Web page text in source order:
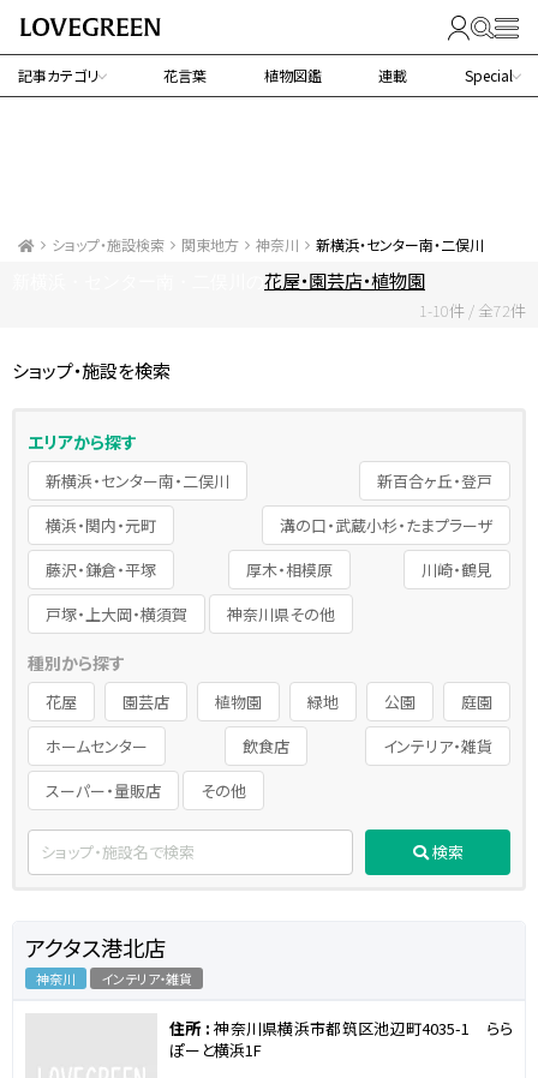
記事カテゴリ 花言葉 植物図鑑 連載 Special
ショップ・施設検索 関東地方 神奈川
新横浜・センター南・二俣川
花屋・園芸店・植物園
1-10件 / 全72件
ショップ・施設を検索
エリアから探す
新横浜・センター南・二俣川
新百合ヶ丘・登戸
横浜・関内・元町
溝の口・武蔵小杉・たまプラーザ
藤沢・鎌倉・平塚
厚木・相模原
川崎・鶴見
戸塚・上大岡・横須賀
神奈川県その他
種別から探す
花屋 園芸店 植物園 緑地 公園
庭園
ホームセンター
飲食店
インテリア・雑貨
スーパー・量販店
その他
検索
アクタス港北店
神奈川 インテリア・雑貨
住所 :神奈川県横浜市都筑区池辺町4035-1 らら
ぽーと横浜1F